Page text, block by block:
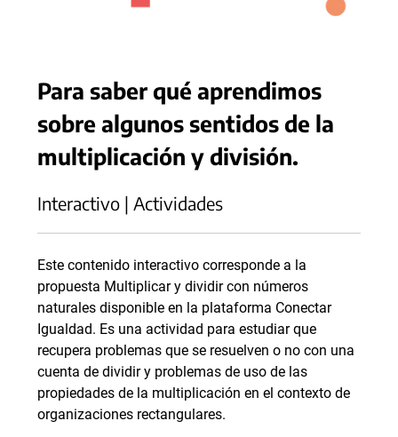
Para saber qué aprendimos
sobre algunos sentidos de la
multiplicación y división.
Interactivo | Actividades
Este contenido interactivo corresponde a la
propuesta Multiplicar y dividir con números
naturales disponible en la plataforma Conectar
Igualdad. Es una actividad para estudiar que
recupera problemas que se resuelven o no con una
cuenta de dividir y problemas de uso de las
propiedades de la multiplicación en el contexto de
organizaciones rectangulares.